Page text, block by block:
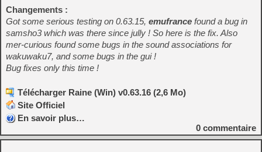
Changements :
Got some serious testing on 0.63.15, emufrance found a bug in
samsho3 which was there since jully ! So here is the fix. Also
mer-curious found some bugs in the sound associations for
wakuwaku7, and some bugs in the gui !
Bug fixes only this time !
Télécharger Raine (Win) v0.63.16 (2,6 Mo)
Site Officiel
En savoir plus…
0 commentaire